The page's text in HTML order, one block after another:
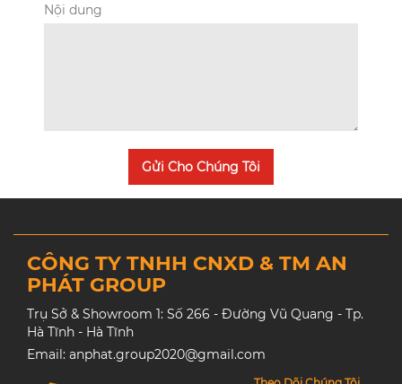
Nội dung
Gửi Cho Chúng Tôi
CÔNG TY TNHH CNXD & TM AN
PHÁT GROUP
Trụ Sở & Showroom 1: Số 266 - Đường Vũ Quang - Tp.
Hà Tĩnh - Hà Tĩnh
Email: anphat.group2020@gmail.com